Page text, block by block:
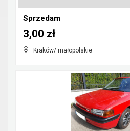
Sprzedam
Kraków/ małopolskie
3,00 zł